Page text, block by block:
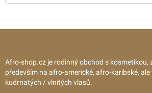
Afro-shop.cz je rodinný obchod s kosmetikou,
především na afro-americké, afro-karibské,
kudrnatých / vlnitých vlasů.